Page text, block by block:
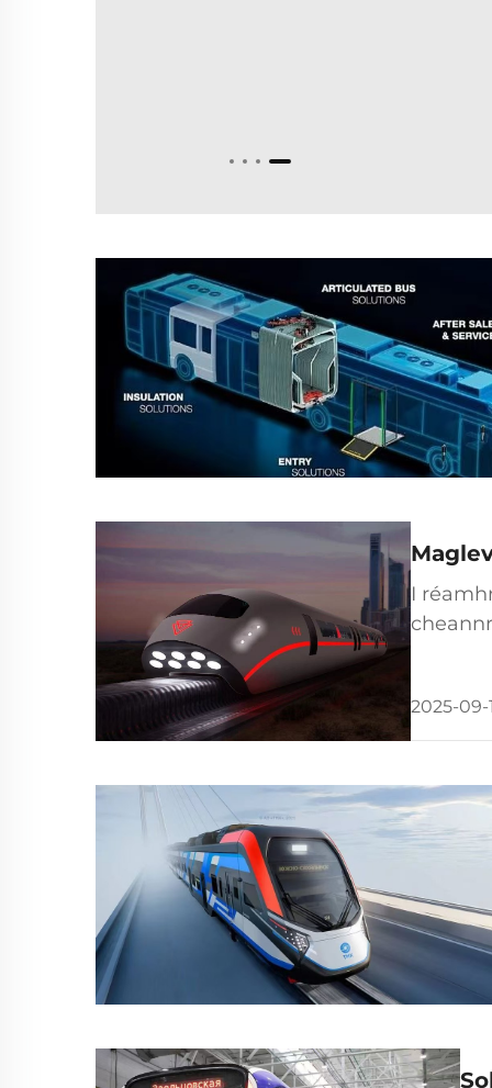
I
2025-09-